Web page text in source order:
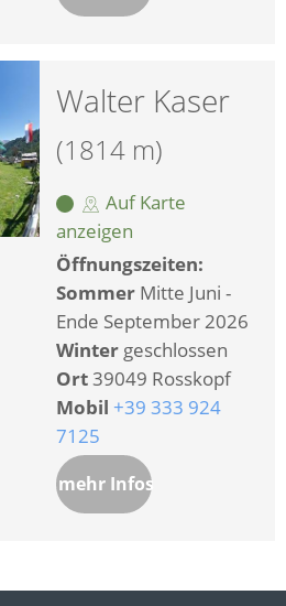
Walter Kaser
(1814 m)
Auf Karte
anzeigen
Öffnungszeiten:
Sommer Mitte Juni -
Ende September 2026
Winter geschlossen
Ort39049 Rosskopf
Mobil +39 333 924
7125
mehr Infos